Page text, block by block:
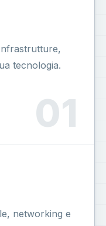
tecnologia.
networking e